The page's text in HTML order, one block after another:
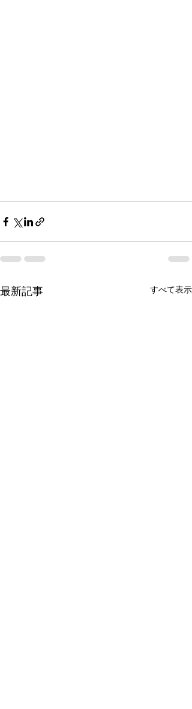
最新記事 すべて表示